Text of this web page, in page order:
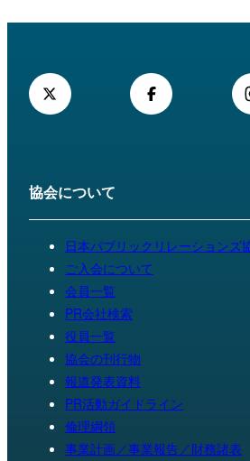
協会について
日本パブリックリレーションズ
ご入会について
会員一覧
PR会社検索
役員一覧
協会の刊行物
報道発表資料
PR活動ガイドライン
倫理綱領
事業計画／事業報告／財務諸表